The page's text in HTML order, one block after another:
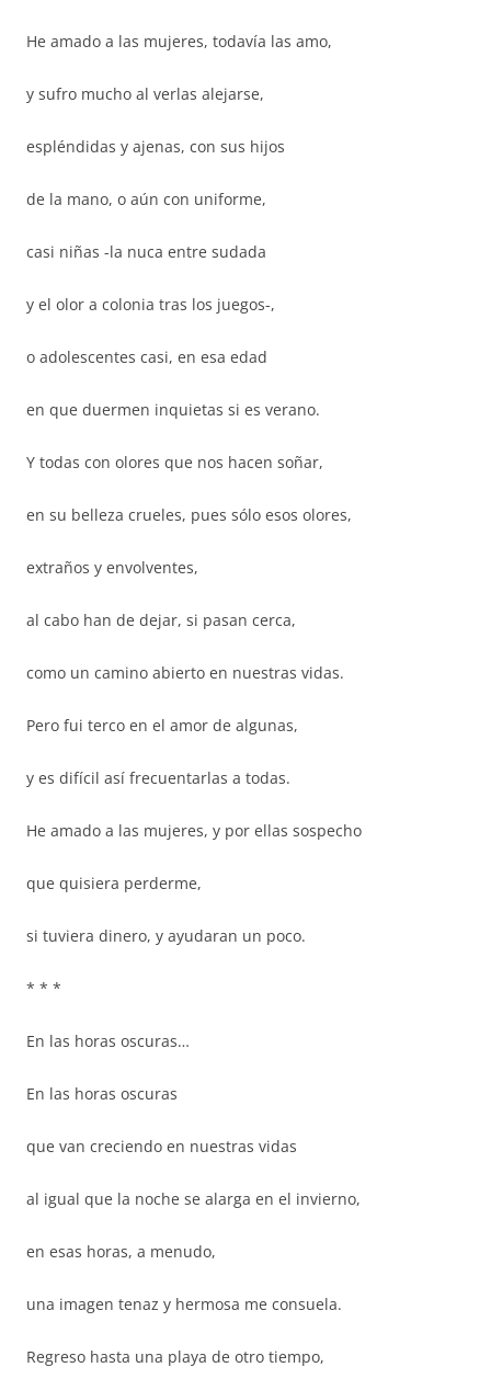
He amado a las mujeres, todavía las amo,
y sufro mucho al verlas alejarse,
espléndidas y ajenas, con sus hijos
de la mano, o aún con uniforme,
casi niñas -la nuca entre sudada
y el olor a colonia tras los juegos-,
o adolescentes casi, en esa edad
en que duermen inquietas si es verano.
Y todas con olores que nos hacen soñar,
en su belleza crueles, pues sólo esos olores,
extraños y envolventes,
al cabo han de dejar, si pasan cerca,
como un camino abierto en nuestras vidas.
Pero fui terco en el amor de algunas,
y es difícil así frecuentarlas a todas.
He amado a las mujeres, y por ellas sospecho
que quisiera perderme,
si tuviera dinero, y ayudaran un poco.
* * *
En las horas oscuras…
En las horas oscuras
que van creciendo en nuestras vidas
al igual que la noche se alarga en el invierno,
en esas horas, a menudo,
una imagen tenaz y hermosa me consuela.
Regreso hasta una playa de otro tiempo,